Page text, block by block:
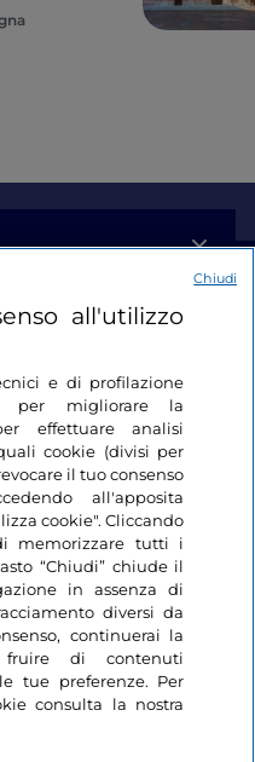
all'utilizzo
e di profilazione
per migliorare la
effettuare analisi
cookie (divisi per
il tuo consenso
all'apposita
cookie". Cliccando
memorizzare tutti i
“Chiudi” chiude il
in assenza di
diversi da
continuerai la
fruire di contenuti
tue preferenze. Per
consulta la nostra
Chiudi